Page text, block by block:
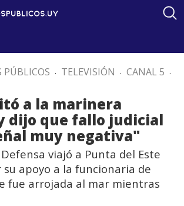
PÚBLICOS . TELEVISIÓN . CANAL 5 .
a la marinera
dijo que fallo judicial
muy negativa"
viajó a Punta del Este
apoyo a la funcionaria de
fue arrojada al mar mientras